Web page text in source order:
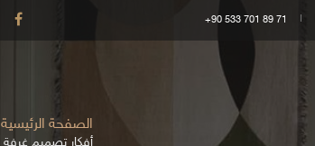
+90 533 701 89 71
الصفحة الرئيسية